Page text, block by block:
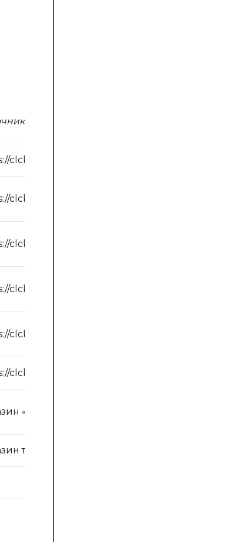
clck.ru/dYCLR
clck.ru/dYCT5
clck.ru/dYCVs
clck.ru/dYCYB
clck.ru/dYCZr
clck.ru/dYCc7
«Уровень»
ткани